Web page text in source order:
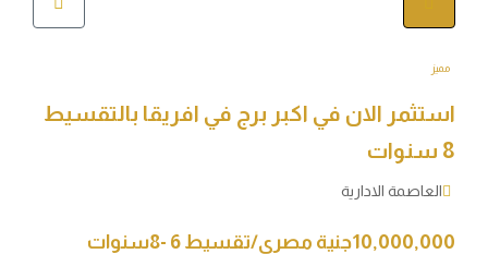
الان في اكبر برج في افريقا بالتقسيط
الادارية
مصري/تقسيط 6 -8سنوات